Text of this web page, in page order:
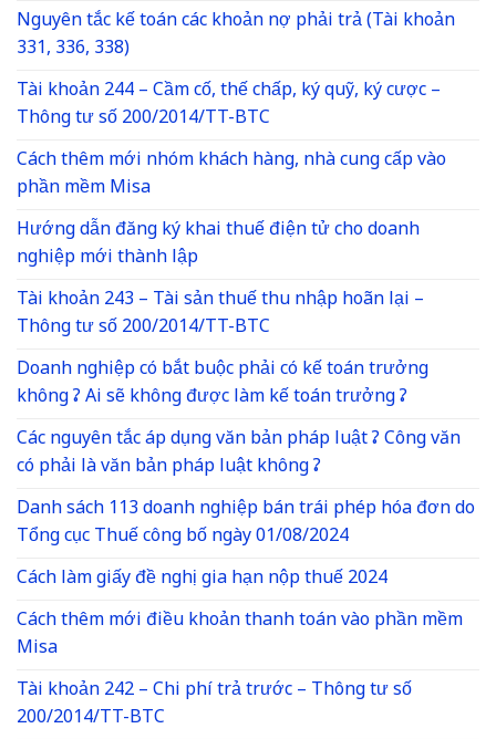
Nguyên tắc kế toán các khoản nợ phải trả (Tài khoản
331, 336, 338)
Tài khoản 244 – Cầm cố, thế chấp, ký quỹ, ký cược –
Thông tư số 200/2014/TT-BTC
Cách thêm mới nhóm khách hàng, nhà cung cấp vào
phần mềm Misa
Hướng dẫn đăng ký khai thuế điện tử cho doanh
nghiệp mới thành lập
Tài khoản 243 – Tài sản thuế thu nhập hoãn lại –
Thông tư số 200/2014/TT-BTC
Doanh nghiệp có bắt buộc phải có kế toán trưởng
không ? Ai sẽ không được làm kế toán trưởng ?
Các nguyên tắc áp dụng văn bản pháp luật ? Công văn
có phải là văn bản pháp luật không ?
Danh sách 113 doanh nghiệp bán trái phép hóa đơn do
Tổng cục Thuế công bố ngày 01/08/2024
Cách làm giấy đề nghị gia hạn nộp thuế 2024
Cách thêm mới điều khoản thanh toán vào phần mềm
Misa
Tài khoản 242 – Chi phí trả trước – Thông tư số
200/2014/TT-BTC